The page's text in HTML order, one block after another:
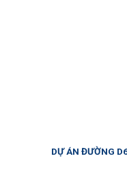
DỰ ÁN ĐƯỜNG